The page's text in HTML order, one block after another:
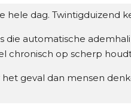
hele dag. Twintigduizend
die automatische
chronisch op scherp
het geval dan mensen